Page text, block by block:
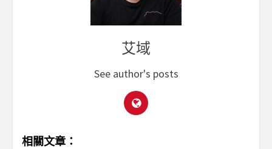
艾域
See author's posts
相關文章：